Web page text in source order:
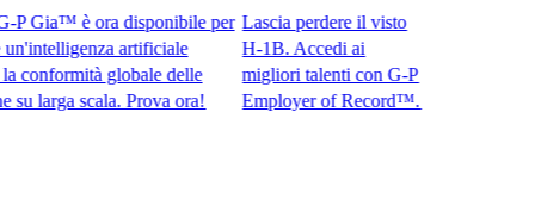
è ora disponibile per
artificiale
globale delle
scala. Prova ora!​​
Lascia perdere il visto
H-1B. Accedi ai
migliori talenti con G-P
Employer of Record™.​​